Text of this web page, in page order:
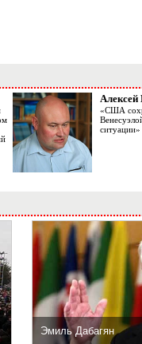
«США
ситуации»
Эмиль Дабагян